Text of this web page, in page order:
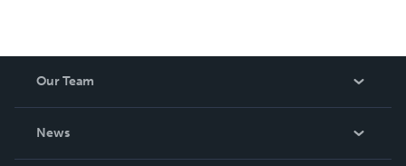
Our Team
News